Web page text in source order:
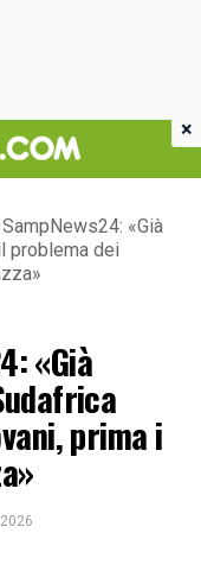
«Già
problema dei
«Già
prima i
×